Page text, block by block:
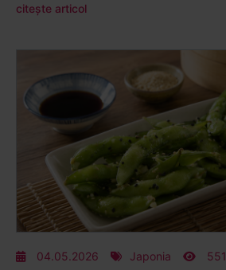
citește articol
04.05.2026 Japonia 551